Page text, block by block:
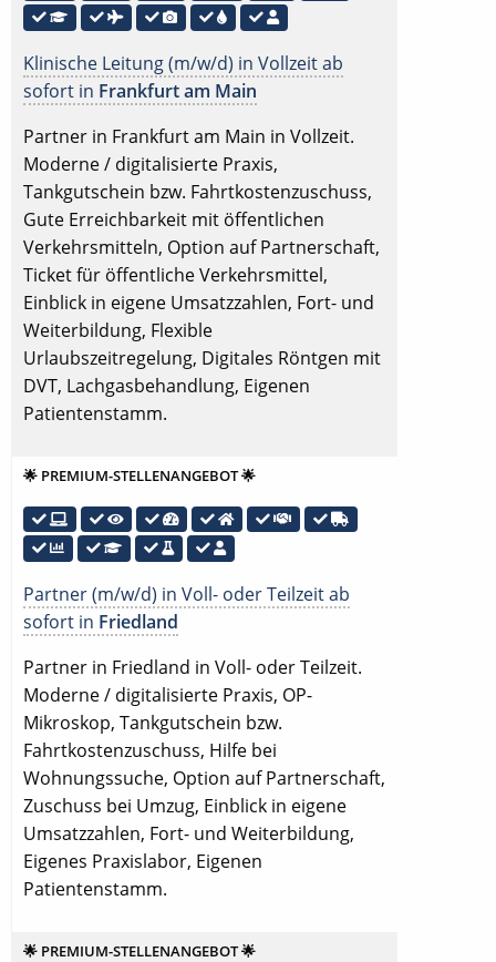
Klinische Leitung (m/w/d) in Vollzeit ab
sofort in Frankfurt am Main
Partner in Frankfurt am Main in Vollzeit.
Moderne / digitalisierte Praxis,
Tankgutschein bzw. Fahrtkostenzuschuss,
Gute Erreichbarkeit mit öffentlichen
Verkehrsmitteln, Option auf Partnerschaft,
Ticket für öffentliche Verkehrsmittel,
Einblick in eigene Umsatzzahlen, Fort- und
Weiterbildung, Flexible
Urlaubszeitregelung, Digitales Röntgen mit
DVT, Lachgasbehandlung, Eigenen
Patientenstamm.
🌟 PREMIUM-STELLENANGEBOT 🌟
Partner (m/w/d) in Voll- oder Teilzeit ab
sofort in Friedland
Partner in Friedland in Voll- oder Teilzeit.
Moderne / digitalisierte Praxis, OP-
Mikroskop, Tankgutschein bzw.
Fahrtkostenzuschuss, Hilfe bei
Wohnungssuche, Option auf Partnerschaft,
Zuschuss bei Umzug, Einblick in eigene
Umsatzzahlen, Fort- und Weiterbildung,
Eigenes Praxislabor, Eigenen
Patientenstamm.
🌟 PREMIUM-STELLENANGEBOT 🌟